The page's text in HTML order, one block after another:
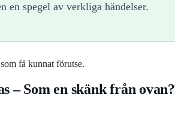
en spegel av verkliga händelser.
få kunnat förutse.
Som en skänk från ovan?